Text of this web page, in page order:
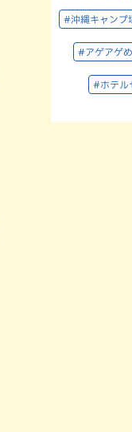
#沖縄キャンプ
#アゲアゲ
#ホテル